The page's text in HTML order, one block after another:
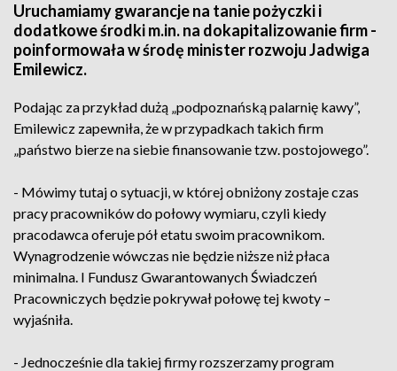
Uruchamiamy gwarancje na tanie pożyczki i
dodatkowe środki m.in. na dokapitalizowanie firm -
poinformowała w środę minister rozwoju Jadwiga
Emilewicz.
Podając za przykład dużą „podpoznańską palarnię kawy”,
Emilewicz zapewniła, że w przypadkach takich firm
„państwo bierze na siebie finansowanie tzw. postojowego”.
- Mówimy tutaj o sytuacji, w której obniżony zostaje czas
pracy pracowników do połowy wymiaru, czyli kiedy
pracodawca oferuje pół etatu swoim pracownikom.
Wynagrodzenie wówczas nie będzie niższe niż płaca
minimalna. I Fundusz Gwarantowanych Świadczeń
Pracowniczych będzie pokrywał połowę tej kwoty –
wyjaśniła.
- Jednocześnie dla takiej firmy rozszerzamy program